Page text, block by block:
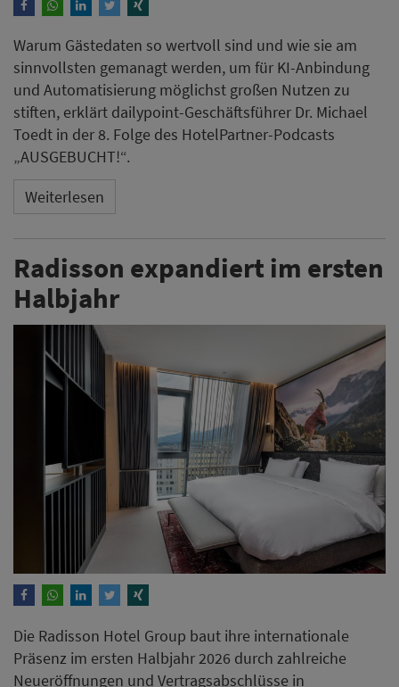
Radisson expandiert im ersten
Halbjahr
Die Radisson Hotel Group baut ihre internationale
Präsenz im ersten Halbjahr 2026 durch zahlreiche
Neueröffnungen und Vertragsabschlüsse in
verschiedenen Marktsegmenten deutlich aus.
Weiterlesen
Erfahrungsbericht: Wie das
Hotel Oderberger Berlin das
Heizen automatisiert